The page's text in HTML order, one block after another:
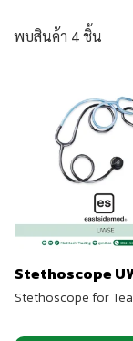
พบสินค้า 4 ชิ้น
Stethoscope
Stethoscope for